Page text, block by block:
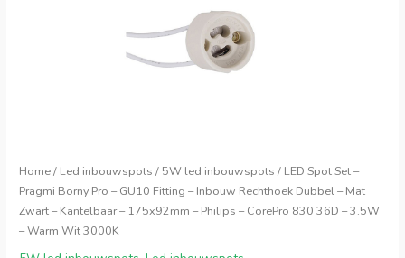
Home/ Led inbouwspots / 5W led inbouwspots / LED Spot Set –
Pragmi Borny Pro – GU10 Fitting – Inbouw Rechthoek Dubbel – Mat
Zwart – Kantelbaar – 175x92mm – Philips – CorePro 830 36D – 3.5W
– Warm Wit 3000K